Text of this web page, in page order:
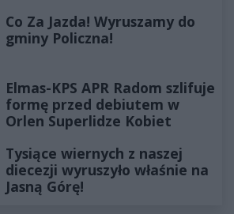
Co Za Jazda! Wyruszamy do
gminy Policzna!
Elmas-KPS APR Radom szlifuje
formę przed debiutem w
Orlen Superlidze Kobiet
Tysiące wiernych z naszej
diecezji wyruszyło właśnie na
Jasną Górę!